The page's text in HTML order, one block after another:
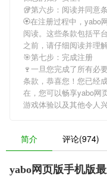
🥡第六步：阅读并同意
🏵在注册过程中， yabo
阅读。这些条款包括平
之前，请仔细阅读并理
🎯第七步：完成注册
🍷一旦您完成了所有必
条款，恭喜您！您已经
在，您可以畅享yabo网
游戏体验以及其他令人
简介 评论(974)
yabo网页版手机版